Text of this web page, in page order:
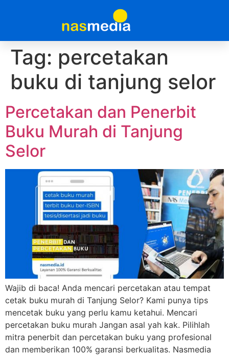
Tag: percetakan
buku di tanjung selor
Percetakan dan Penerbit
Buku Murah di Tanjung
Selor
Wajib di baca! Anda mencari percetakan atau tempat
cetak buku murah di Tanjung Selor? Kami punya tips
mencetak buku yang perlu kamu ketahui. Mencari
percetakan buku murah Jangan asal yah kak. Pilihlah
mitra penerbit dan percetakan buku yang profesional
dan memberikan 100% garansi berkualitas. Nasmedia